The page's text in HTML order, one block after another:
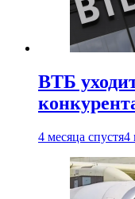
ВТБ
4 месяца спустя4